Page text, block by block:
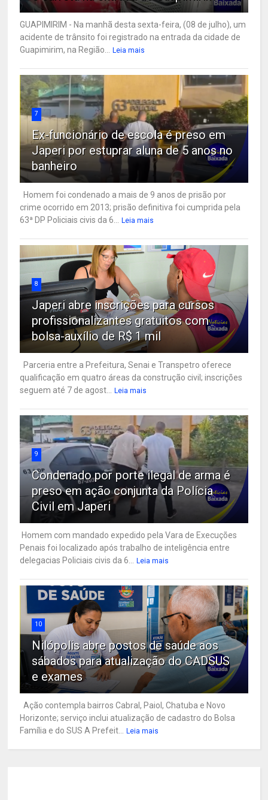
GUAPIMIRIM - Na manhã desta sexta-feira, (08 de julho), um
acidente de trânsito foi registrado na entrada da cidade de
Guapimirim, na Região...
Leia mais
7
Ex-funcionário de escola é preso em
Japeri por estuprar aluna de 5 anos no
banheiro
Homem foi condenado a mais de 9 anos de prisão por
crime ocorrido em 2013; prisão definitiva foi cumprida pela
63ª DP Policiais civis da 6...
Leia mais
8
Japeri abre inscrições para cursos
profissionalizantes gratuitos com
bolsa-auxílio de R$ 1 mil
Parceria entre a Prefeitura, Senai e Transpetro oferece
qualificação em quatro áreas da construção civil; inscrições
seguem até 7 de agost...
Leia mais
9
Condenado por porte ilegal de arma é
preso em ação conjunta da Polícia
Civil em Japeri
Homem com mandado expedido pela Vara de Execuções
Penais foi localizado após trabalho de inteligência entre
delegacias Policiais civis da 6...
Leia mais
10
Nilópolis abre postos de saúde aos
sábados para atualização do CADSUS
e exames
Ação contempla bairros Cabral, Paiol, Chatuba e Novo
Horizonte; serviço inclui atualização de cadastro do Bolsa
Família e do SUS A Prefeit...
Leia mais